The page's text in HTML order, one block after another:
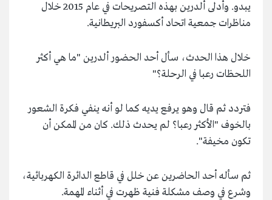
يبدو. وأدلى ألدرين بهذه التصريحات في عام 2015 خلال
مناظرات جمعية اتحاد أكسفورد البريطانية.
خلال هذا الحدث، سأل أحد الحضور ألدرين "ما هي أكثر
اللحظات رعبا في الرحلة؟"
فتردد ثم قال وهو يرفع يديه كما لو أنه ينفي فكرة الشعور
بالخوف "الأكثر رعبا؟ لم يحدث ذلك. كان من الممكن أن
تكون مخيفة".
ثم سأله أحد الحاضرين عن خلل في قاطع الدائرة الكهربائية،
وشرع في وصف مشكلة فنية ظهرت في أثناء المهمة.